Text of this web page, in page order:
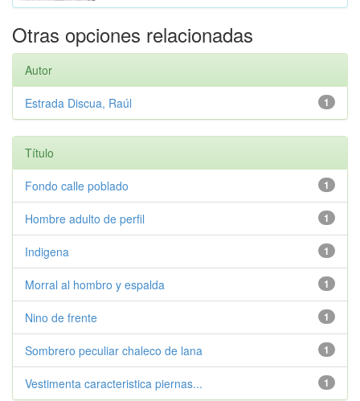
Otras opciones relacionadas
Autor
1
Estrada Discua, Raúl
Título
1
Fondo calle poblado
1
Hombre adulto de perfil
1
Indigena
1
Morral al hombro y espalda
1
Nino de frente
1
Sombrero peculiar chaleco de lana
1
Vestimenta caracteristica piernas...